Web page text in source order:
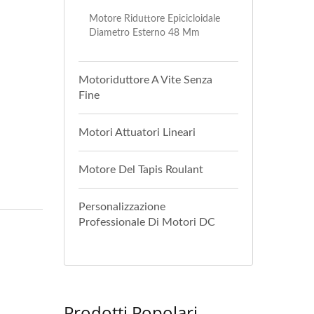
Motore Riduttore Epicicloidale
Diametro Esterno 48 Mm
Motoriduttore A Vite Senza
Fine
Motori Attuatori Lineari
Motore Del Tapis Roulant
Personalizzazione
Professionale Di Motori DC